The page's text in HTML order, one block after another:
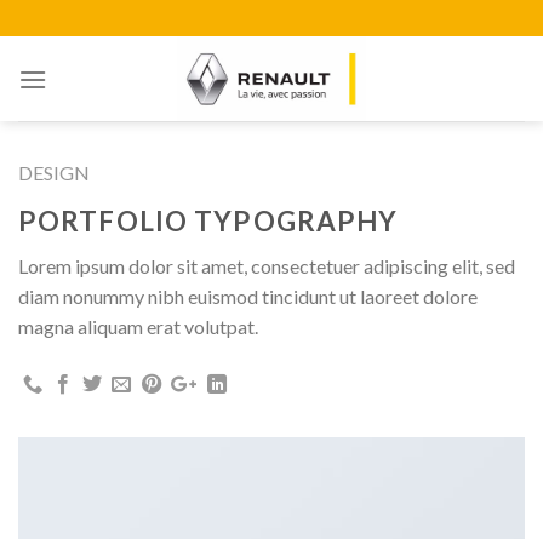
to
content
DESIGN
PORTFOLIO TYPOGRAPHY
Lorem ipsum dolor sit amet, consectetuer adipiscing elit, sed
diam nonummy nibh euismod tincidunt ut laoreet dolore
magna aliquam erat volutpat.